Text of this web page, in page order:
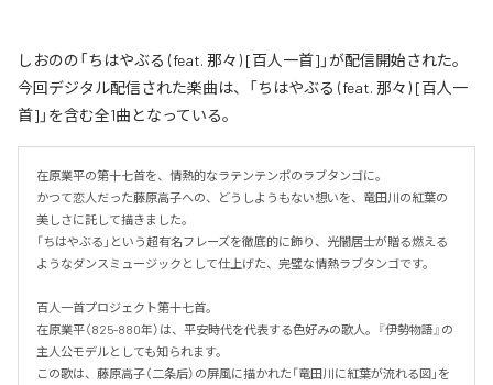
しおのの「ちはやぶる (feat. 那々) [百人一首]」が配信開始された。
今回デジタル配信された楽曲は、「ちはやぶる (feat. 那々) [百人一
首]」を含む全1曲となっている。
在原業平の第十七首を、情熱的なラテンテンポのラブタンゴに。
かつて恋人だった藤原高子への、どうしようもない想いを、竜田川の紅葉の
美しさに託して描きました。
「ちはやぶる」という超有名フレーズを徹底的に飾り、光闇居士が贈る燃える
ようなダンスミュージックとして仕上げた、完璧な情熱ラブタンゴです。
百人一首プロジェクト第十七首。
在原業平（825-880年）は、平安時代を代表する色好みの歌人。『伊勢物語』の
主人公モデルとしても知られます。
この歌は、藤原高子（二条后）の屏風に描かれた「竜田川に紅葉が流れる図」を